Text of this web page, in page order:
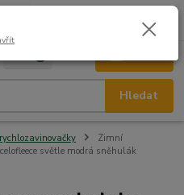
Hledat
0,00 Kč
Zimní
světle modrá sněhulák